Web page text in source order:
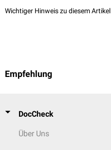
Wichtiger Hinweis zu diesem Artikel
Empfehlung
DocCheck
Über Uns